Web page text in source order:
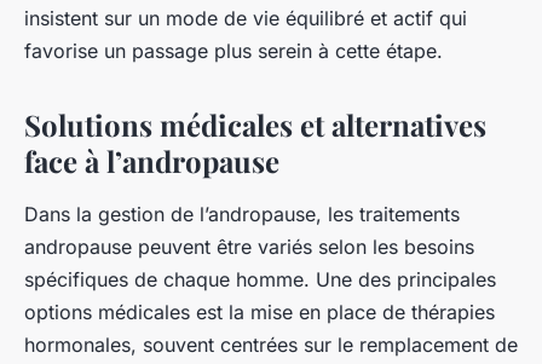
insistent sur un mode de vie équilibré et actif qui
favorise un passage plus serein à cette étape.
Solutions médicales et alternatives
face à l’andropause
Dans la gestion de l’andropause, les traitements
andropause peuvent être variés selon les besoins
spécifiques de chaque homme. Une des principales
options médicales est la mise en place de thérapies
hormonales, souvent centrées sur le remplacement de